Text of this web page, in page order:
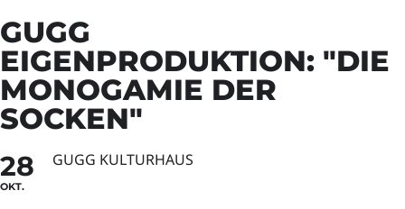
GUGG
EIGENPRODUKTION: "DIE
MONOGAMIE DER
SOCKEN"
28
OKT.
GUGG KULTURHAUS